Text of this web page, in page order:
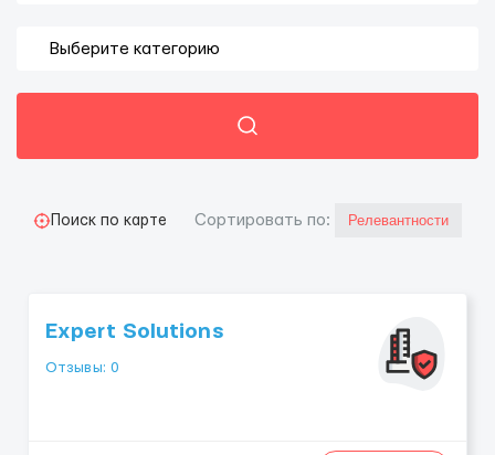
Поиск по карте Cортировать по:
Expert Solutions
Отзывы: 0